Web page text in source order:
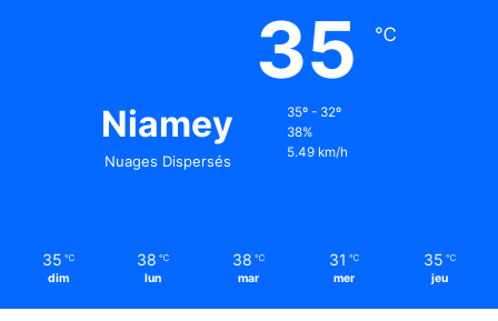
Niamey
Nuages Dispersés
35 ℃
35º - 32º
38%
5.49 km/h
35 ℃
dim
38 ℃
lun
38 ℃
mar
31 ℃
mer
35 ℃
jeu